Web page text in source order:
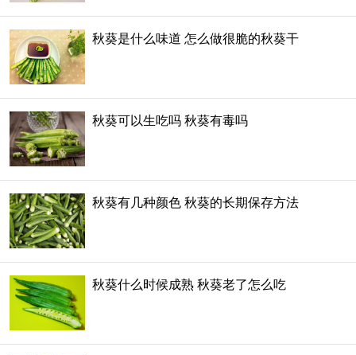
秋葵是什么味道 怎么做很脆的秋葵干
秋葵可以生吃吗 秋葵有毒吗
秋葵有几种颜色 秋葵的长期保存方法
秋葵什么时候成熟 秋葵老了怎么吃